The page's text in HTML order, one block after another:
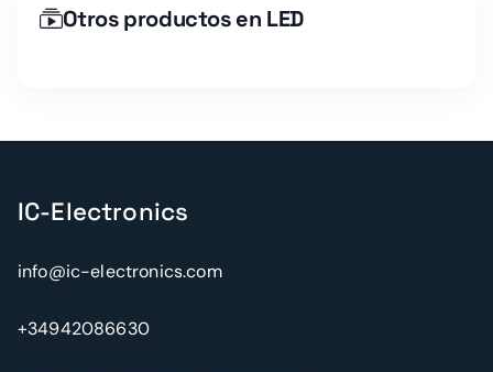
Otros productos en LED
IC-Electronics
info@ic-electronics.com
+34942086630